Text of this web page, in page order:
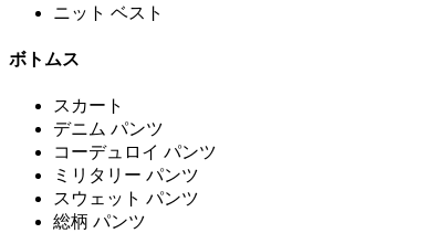
ニット ベスト
ボトムス
スカート
デニム パンツ
コーデュロイ パンツ
ミリタリー パンツ
スウェット パンツ
総柄 パンツ